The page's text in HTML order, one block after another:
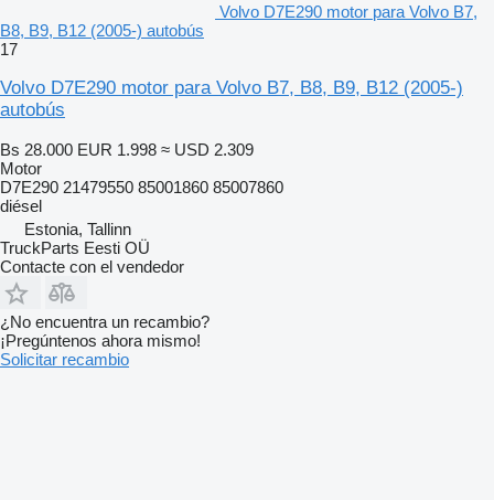
Volvo D7E290 motor para Volvo B7,
B8, B9, B12 (2005-) autobús
17
Volvo D7E290 motor para Volvo B7, B8, B9, B12 (2005-)
autobús
Bs 28.000 EUR 1.998 ≈ USD 2.309
Motor
D7E290 21479550 85001860 85007860
diésel
Estonia, Tallinn
TruckParts Eesti OÜ
Contacte con el vendedor
¿No encuentra un recambio?
¡Pregúntenos ahora mismo!
Solicitar recambio